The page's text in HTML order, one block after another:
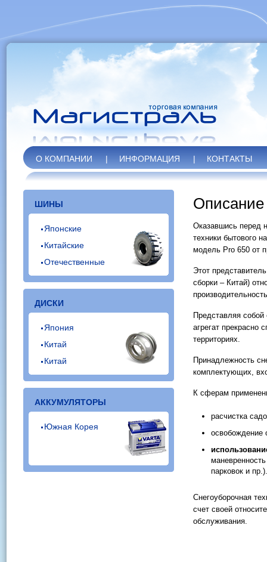
О КОМПАНИИ | ИНФОРМАЦИЯ | КОНТАКТЫ
ШИНЫ
Японские
Китайские
Отечественные
ДИСКИ
Япония
Китай
Китай
АККУМУЛЯТОРЫ
Южная Корея
Описание
Оказавшись перед
техники бытового
модель Pro 650 от
Этот
сборки – Китай)
Представляя
агрегат прекрасно
территориях.
Принадлежность
комплектующих,
К сферам
расчистка
освобождение
парковок и пр.).
Снегоуборочная
счет своей
обслуживания.